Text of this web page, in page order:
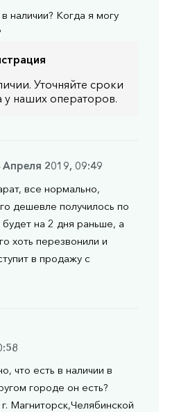
наличии? Когда я могу
Уточняйте сроки
у наших операторов.
Апреля 2019, 09:49
все нормально,
дешевле получилось по
на 2 дня раньше, а
хоть перезвонили и
в продажу с
что есть в наличии в
городе он есть?
Магниторск,Челябинской